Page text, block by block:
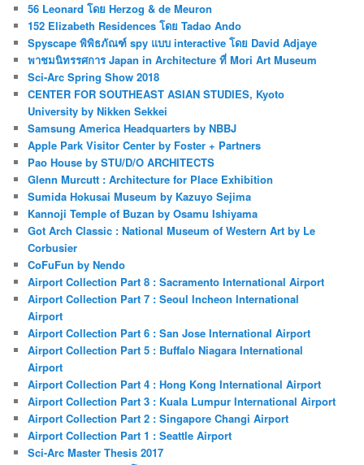
56 Leonard โดย Herzog & de Meuron
152 Elizabeth Residences โดย Tadao Ando
Spyscape พิพิธภัณฑ์ spy แบบ interactive โดย David Adjaye
พาชมนิทรรศการ Japan in Architecture ที่ Mori Art Museum
Sci-Arc Spring Show 2018
CENTER FOR SOUTHEAST ASIAN STUDIES, Kyoto
University by Nikken Sekkei
Samsung America Headquarters by NBBJ
Apple Park Visitor Center by Foster + Partners
Pao House by STU/D/O ARCHITECTS
Glenn Murcutt : Architecture for Place Exhibition
Sumida Hokusai Museum by Kazuyo Sejima
Kannoji Temple of Buzan by Osamu Ishiyama
Got Arch Classic : National Museum of Western Art by Le
Corbusier
CoFuFun by Nendo
Airport Collection Part 8 : Sacramento International Airport
Airport Collection Part 7 : Seoul Incheon International
Airport
Airport Collection Part 6 : San Jose International Airport
Airport Collection Part 5 : Buffalo Niagara International
Airport
Airport Collection Part 4 : Hong Kong International Airport
Airport Collection Part 3 : Kuala Lumpur International Airport
Airport Collection Part 2 : Singapore Changi Airport
Airport Collection Part 1 : Seattle Airport
Sci-Arc Master Thesis 2017